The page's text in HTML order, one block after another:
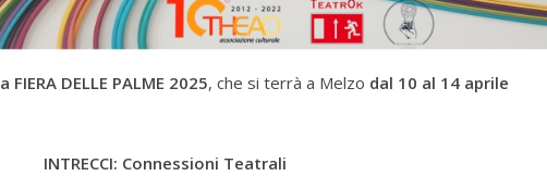
DELLE PALME 2025, che si terrà a Melzo dal 10 al 14 aprile
INTRECCI: Connessioni Teatrali